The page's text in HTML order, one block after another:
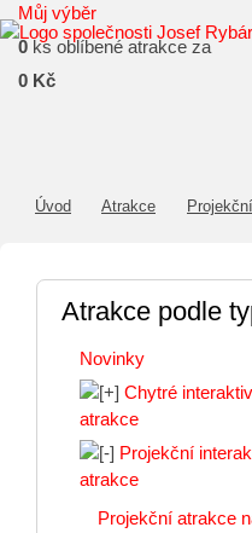
Můj výběr
0 ks oblíbené atrakce za
0 Kč
Úvod Atrakce
Atrakce podle
Novinky
Chytré
atrakce
Projekční
atrakce
Projekční atrakce